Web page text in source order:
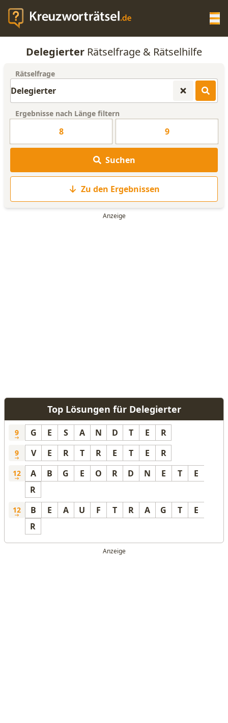
KREUZWORTRÄTSEL-HILFE
WORTLISTE
Delegierter Rätselfrage & Rätselhilfe
Rätselfrage
Ergebnisse nach Länge filtern
8 9
Suchen
Zu den Ergebnissen
Top Lösungen für Delegierter
9 G E S A N D T E R
9 V E R T R E T E R
12 A B G E O R D N E T
E
R
12 B E A U F T R A G T
E
R